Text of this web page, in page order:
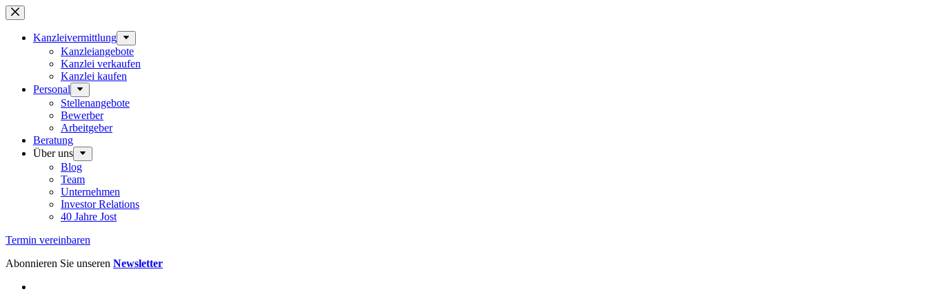
Zum
Inhalt
springenKanzleivermittlung
Kanzleiangebote
Kanzlei verkaufen
Kanzlei kaufen
Personal
Stellenangebote
Bewerber
Arbeitgeber
Beratung
Über uns
Blog
Team
Unternehmen
Investor Relations
40 Jahre Jost
Termin vereinbaren
Abonnieren Sie unseren Newsletter